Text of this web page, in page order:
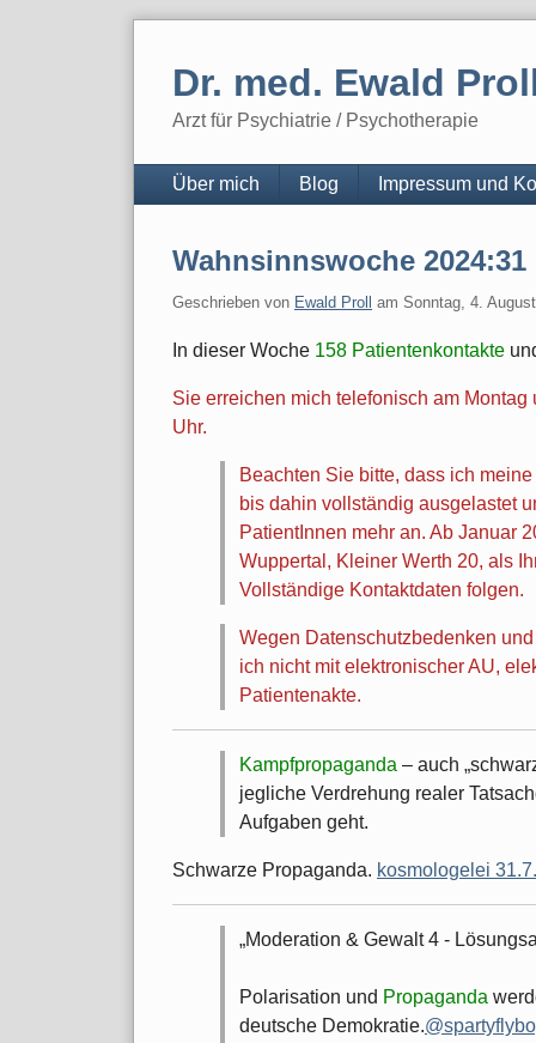
Dr. med. Ewald
Arzt für Psychiatrie / Psychotherapie
Navigation
Über mich Blog Impressum und
Wahnsinnswoche 2024:31
Geschrieben von Ewald Proll am Sonntag, 4.
In dieser Woche 158 Patientenkontakte
Sie erreichen mich telefonisch am
Uhr.
Beachten Sie bitte, dass ich
bis dahin vollständig ausgelastet
PatientInnen mehr an. Ab Januar
Wuppertal, Kleiner Werth 20, als
Vollständige Kontaktdaten folgen.
Wegen Datenschutzbedenken
ich nicht mit elektronischer AU,
Patientenakte.
Kampfpropaganda – auch
jegliche Verdrehung realer
Aufgaben geht.
Schwarze Propaganda. kosmologelei
Moderation & Gewalt 4 -
Polarisation und Propaganda
deutsche Demokratie.